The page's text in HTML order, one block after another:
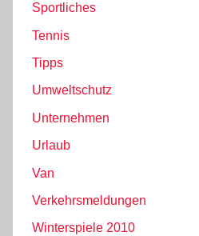
Sportliches
Tennis
Tipps
Umweltschutz
Unternehmen
Urlaub
Van
Verkehrsmeldungen
Winterspiele 2010